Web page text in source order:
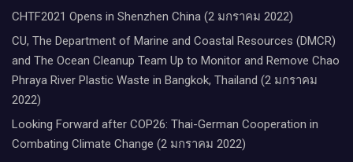
CHTF2021 Opens in Shenzhen China (2 มกราคม 2022)
CU, The Department of Marine and Coastal Resources (DMCR)
and The Ocean Cleanup Team Up to Monitor and Remove Chao
Phraya River Plastic Waste in Bangkok, Thailand (2 มกราคม
2022)
Looking Forward after COP26: Thai-German Cooperation in
Combating Climate Change (2 มกราคม 2022)